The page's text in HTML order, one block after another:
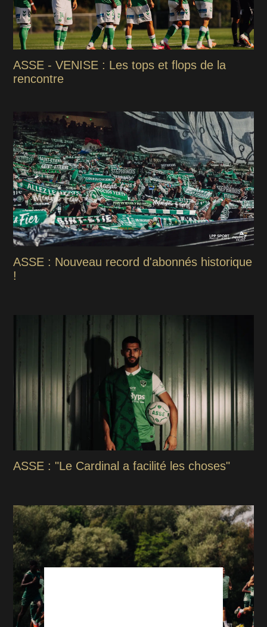
ASSE - VENISE : Les tops et flops de la
rencontre
ASSE : Nouveau record d'abonnés historique
!
ASSE : "Le Cardinal a facilité les choses"